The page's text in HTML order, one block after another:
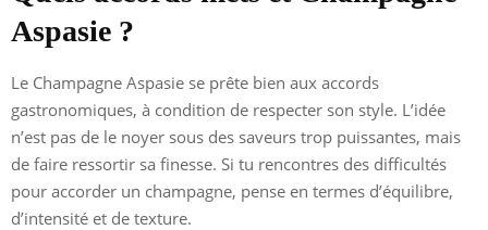
Aspasie ?
Le Champagne Aspasie se prête bien aux accords
gastronomiques, à condition de respecter son style. L’idée
n’est pas de le noyer sous des saveurs trop puissantes, mais
de faire ressortir sa finesse. Si tu rencontres des difficultés
pour accorder un champagne, pense en termes d’équilibre,
d’intensité et de texture.